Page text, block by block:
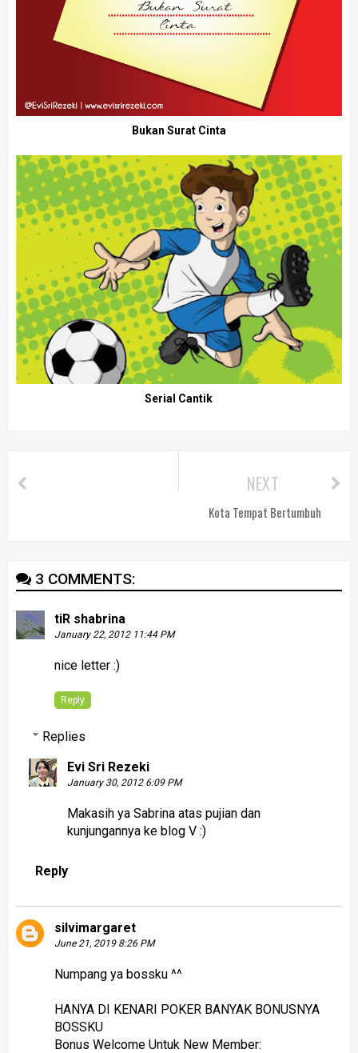
Bukan Surat Cinta
Serial Cantik
NEXT
Kota Tempat Bertumbuh
3 COMMENTS:
tiR shabrina
January 22, 2012 11:44 PM
nice letter :)
Reply
Replies
Evi Sri Rezeki
January 30, 2012 6:09 PM
Makasih ya Sabrina atas pujian dan
kunjungannya ke blog V :)
Reply
silvimargaret
June 21, 2019 8:26 PM
Numpang ya bossku ^^
HANYA DI KENARI POKER BANYAK BONUSNYA
BOSSKU
Bonus Welcome Untuk New Member: